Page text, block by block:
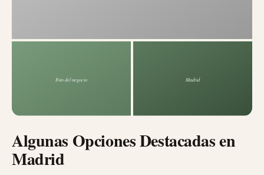
Algunas Opciones Destacadas en
Madrid